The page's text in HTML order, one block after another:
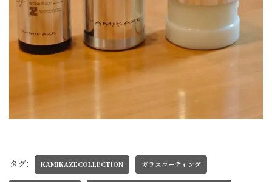
タグ: KAMIKAZECOLLECTION ガラスコーティング